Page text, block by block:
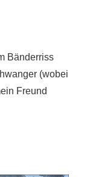
Bänderriss
(wobei
Freund